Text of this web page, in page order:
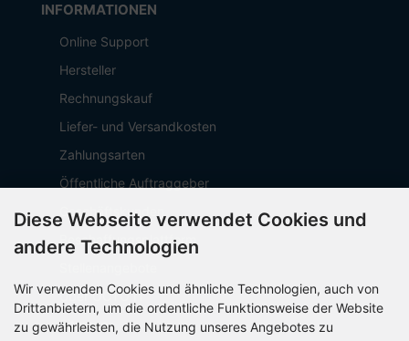
INFORMATIONEN
Online Support
Hersteller
Rechnungskauf
Liefer- und Versandkosten
Zahlungsarten
Öffentliche Auftraggeber
Geschäftskunden
Beschaffungsplattform
Über OCTO IT
Sitemap
Diese Webseite verwendet Cookies und
andere Technologien
Wir verwenden Cookies und ähnliche Technologien, auch von
Drittanbietern, um die ordentliche Funktionsweise der Website
zu gewährleisten, die Nutzung unseres Angebotes zu